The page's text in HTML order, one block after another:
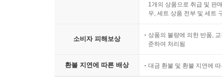
1개의 상품으로 취급 및 판
우, 세트 상품 전부 및 세트
소비자 피해보상
상품의 불량에 의한 반품,
준하여 처리됨
환불 지연에 따른 배상 대금 환불 및 환불 지연에